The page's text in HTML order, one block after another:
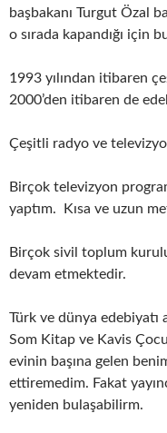
başbakanı Turgut Özal
o sırada kapandığı için
1993 yılından itibaren
2000’den itibaren de
Çeşitli radyo ve
Birçok televizyon
yaptım. Kısa ve uzun
Birçok sivil toplum
devam etmektedir.
Türk ve dünya edebiyatı
Som Kitap ve Kavis
evinin başına gelen
ettiremedim. Fakat
yeniden bulaşabilirm.